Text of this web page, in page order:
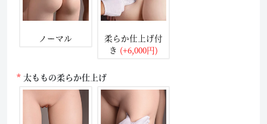
ノーマル
柔らか仕上げ付
き (+6,000円)
太ももの柔らか仕上げ